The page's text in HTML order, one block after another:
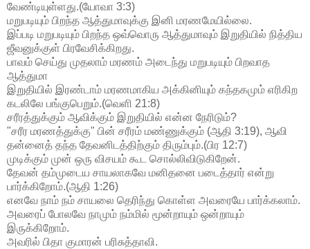
வேண்டியுள்ளது.(யோவா 3:3)
மறுபடியும் பிறந்த ஆத்துமாவுக்கு இனி மரணமேயில்லை.
இப்படி மறுபடியும் பிறந்த ஒவ்வொரு ஆத்துமாவும் இறுதியில் நித்திய
ஜீவனுக்குள் பிரவேசிக்கிறது.
பாவம் செய்து முதலாம் மரணம் அடைந்து மறுபடியும் பிறவாத
ஆத்துமா
இறுதியில் இரண்டாம் மரணமாகிய அக்கினியும் கந்தகமும் எரிகிற
கடலிலே பங்குபெறும்.(வெளி 21:8)
சரீரத்துக்கும் ஆவிக்கும் இறுதியில் என்ன நேரிடும்?
"சரீர மரணத்துக்கு" பின் சரீரம் மண்ணுக்கும் (ஆதி 3:19), ஆவி
தன்னைத் தந்த தேவனிடத்திற்கும் திரும்பும்.(பிர 12:7)
முடிக்கும் முன் ஒரு விசயம் கூட சொல்லிவிடுகிறேன்.
தேவன் தம்முடைய சாயலாகவே மனிதனை படைத்தார் என்று
பார்க்கிறோம்.(ஆதி 1:26)
எனவே நாம் நம் சாயலை தெரிந்து கொள்ள அவரையே பார்க்கலாம்.
அவரைப் போலவே நாமும் நம்மில் மூன்றாயும் ஒன்றாயும்
இருக்கிறோம்.
அவரில் பிதா குமாரன் பரிசுத்தாவி.